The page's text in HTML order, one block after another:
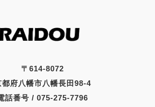
〒614-8072
都府八幡市八幡長田98-4
話番号 / 075-275-7796